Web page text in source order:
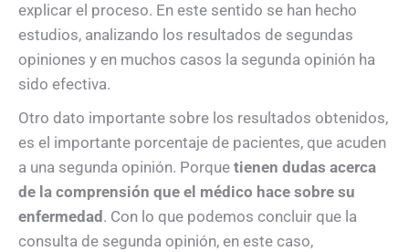
explicar el proceso. En este sentido se han hecho
estudios, analizando los resultados de segundas
opiniones y en muchos casos la segunda opinión ha
sido efectiva.
Otro dato importante sobre los resultados obtenidos,
es el importante porcentaje de pacientes, que acuden
a una segunda opinión. Porque tienen dudas acerca
de la comprensión que el médico hace sobre su
enfermedad . Con lo que podemos concluir que la
consulta de segunda opinión, en este caso,